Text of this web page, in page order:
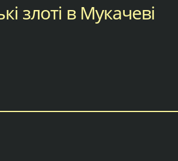
злоті в Мукачеві